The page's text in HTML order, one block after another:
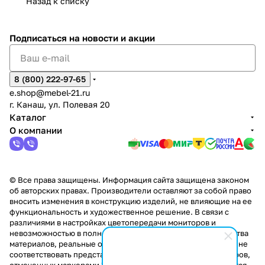
2
Подписаться на новости и акции
8 (800) 222-97-65
e.shop@mebel-21.ru
г. Канаш, ул. Полевая 20
Каталог
О компании
© Все права защищены. Информация сайта защищена законом
об авторских правах. Производители оставляют за собой право
вносить изменения в конструкцию изделий, не влияющие на ее
функциональность и художественное решение. В связи с
различиями в настройках цветопередачи мониторов и
невозможностью в полной мере передать некоторые свойства
материалов, реальные оттенки и текстуры продукции могут не
соответствовать представленным на сайте. Стоимость товаров,